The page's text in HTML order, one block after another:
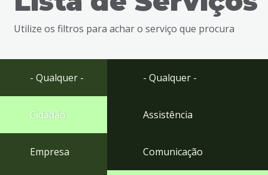
busca
Ir
rodapé
Utilize os filtros para achar o serviço que procura
- Qualquer -
Cidadão
Empresa
- Qualquer -
Assistência
Comunicação